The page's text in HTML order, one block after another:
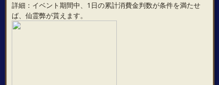
詳細：イベント期間中、1日の累計消費金判数が条件を満たせ
ば、仙霊弊が貰えます。